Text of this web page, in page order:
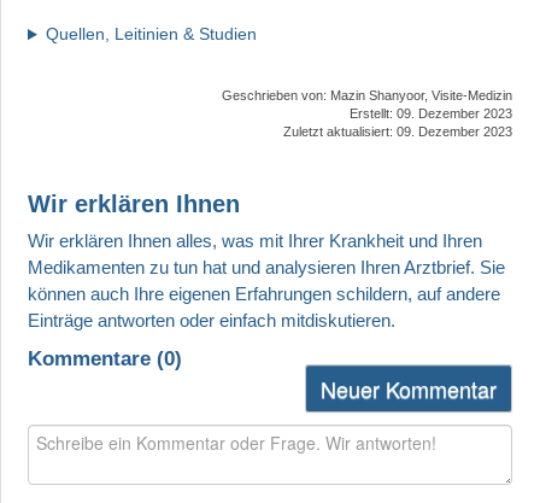
Quellen, Leitinien & Studien
Geschrieben von: Mazin Shanyoor, Visite-Medizin
Erstellt: 09. Dezember 2023
Zuletzt aktualisiert: 09. Dezember 2023
Wir erklären Ihnen
Kommentare (0)
Neuer Kommentar